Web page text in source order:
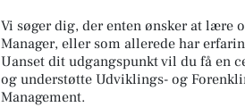
Vi søger dig, der enten ønsker at
Manager, eller som allerede har
Uanset dit udgangspunkt vil du få en
og understøtte Udviklings- og
Management.